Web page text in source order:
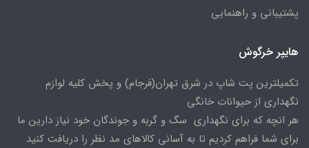
پشتیبانی و راهنمایی
هایپر خرگوش
تکمیلترین پت شاپ در شرق تهران(فرجام) و پخش کلیه لوازم
نگهداری از حیوانات خانگی
هر انچه که برای نگهداری سگ و گربه و جوندگان خود نیاز دارین ما
برای شما فراهم کردیم تا به آسانی کالاهای مد نظر را دریافت کنید